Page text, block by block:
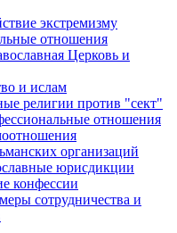
экстремизму
отношения
Церковь и
и ислам
религии против "сект"
отношения
организаций
юрисдикции
конфессии
сотрудничества и